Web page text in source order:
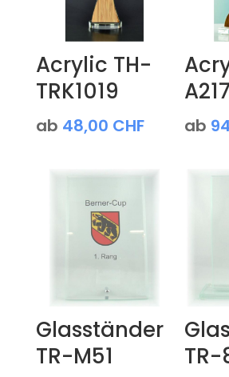
Acrylic TH-
TRK1019
ab 48,00 CHF ab
Glasständer
TR-M51